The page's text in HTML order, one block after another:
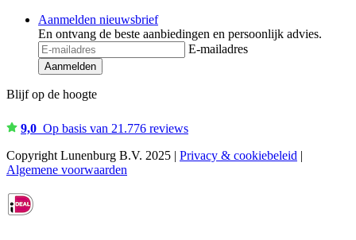
Aanmelden nieuwsbrief
En ontvang de beste aanbiedingen en persoonlijk advies.
E-mailadres
Aanmelden
Blijf op de hoogte
9,0 Op basis van 21.776 reviews
Copyright Lunenburg B.V. 2025 | Privacy & cookiebeleid |
Algemene voorwaarden